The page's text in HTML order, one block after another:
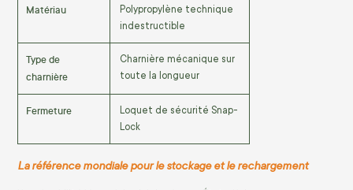
Matériau
Polypropylène technique
indestructible
Type de
charnière
Charnière mécanique sur
toute la longueur
Fermeture
Loquet de sécurité Snap-
Lock
La référence mondiale pour le stockage et le rechargement